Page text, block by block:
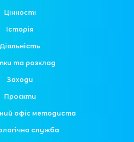
Цінності
Історія
Діяльність
та розклад
Заходи
Проєкти
офіс методиста
служба